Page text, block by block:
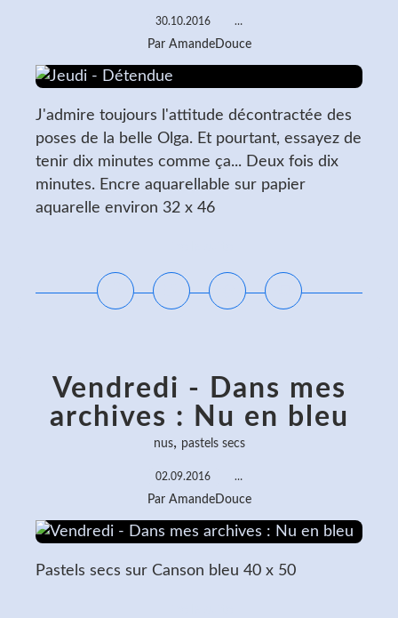
30.10.2016 …
Par AmandeDouce
J'admire toujours l'attitude décontractée des
poses de la belle Olga. Et pourtant, essayez de
tenir dix minutes comme ça... Deux fois dix
minutes. Encre aquarellable sur papier
aquarelle environ 32 x 46
Vendredi - Dans mes
archives : Nu en bleu
nus, pastels secs
02.09.2016 …
Par AmandeDouce
Pastels secs sur Canson bleu 40 x 50